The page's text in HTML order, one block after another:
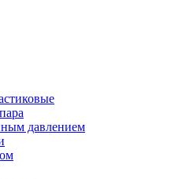
давлением